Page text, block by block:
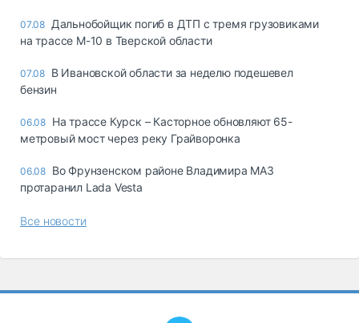
07.08 Дальнобойщик погиб в ДТП с тремя грузовиками
на трассе М-10 в Тверской области
07.08 В Ивановской области за неделю подешевел
бензин
06.08 На трассе Курск – Касторное обновляют 65-
метровый мост через реку Грайворонка
06.08 Во Фрунзенском районе Владимира МАЗ
протаранил Lada Vesta
Все новости